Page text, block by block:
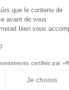
que le contenu de
avant de vous
bien vous
certifiés par
Je choisis
Douard Photographe de